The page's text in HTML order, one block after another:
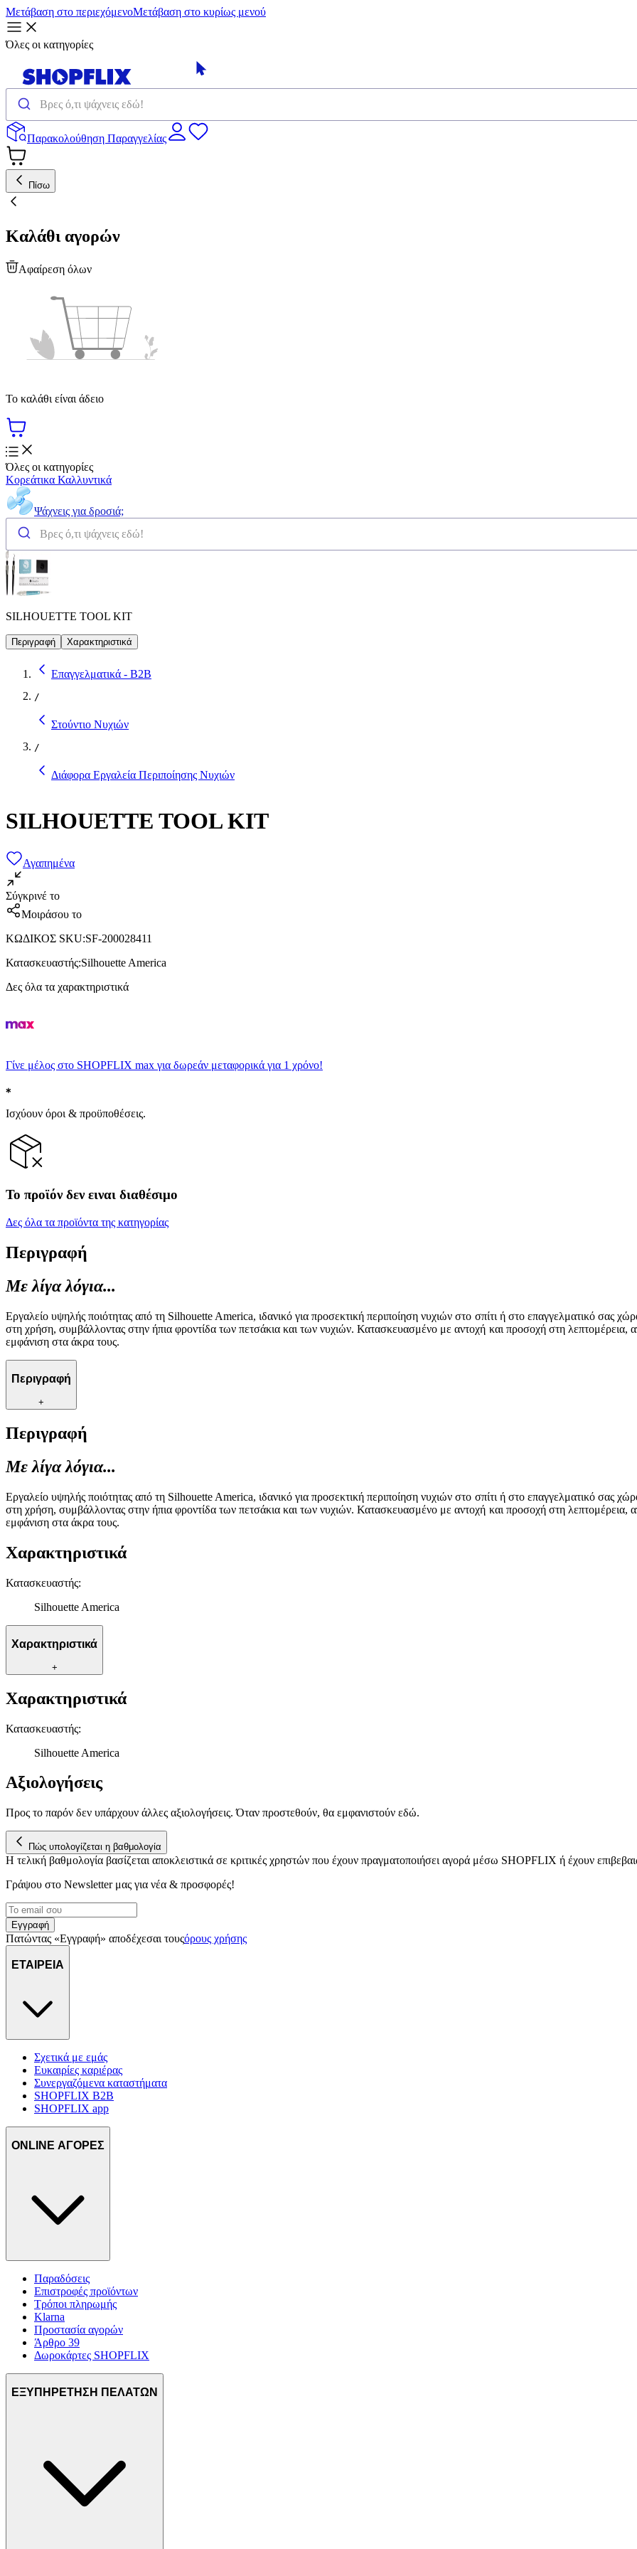
Μετάβαση στο περιεχόμενοΜετάβαση στο κυρίως μενού
Όλες οι κατηγορίες
Παρακολούθηση Παραγγελίας
Πίσω
Καλάθι αγορών
Αφαίρεση όλων
Το καλάθι είναι άδειο
Όλες οι κατηγορίες
Κορεάτικα Καλλυντικά
Ψάχνεις για δροσιά;
SILΗOUETTE TOOL KIT
Περιγραφή Χαρακτηριστικά
Επαγγελματικά - B2B
/
Στούντιο Νυχιών
/
Διάφορα Εργαλεία Περιποίησης Νυχιών
SILΗOUETTE TOOL KIT
Αγαπημένα
Σύγκρινέ το
Μοιράσου το
ΚΩΔΙΚΟΣ SKU:SF-200028411
Κατασκευαστής:Silhouette America
Δες όλα τα χαρακτηριστικά
Γίνε μέλος στο SHOPFLIX max για δωρεάν μεταφορικά για 1 χρόνο!
Ισχύουν όροι & προϋποθέσεις.
Το προϊόν δεν ειναι διαθέσιμο
Δες όλα τα προϊόντα της κατηγορίας
Περιγραφή
Με λίγα λόγια...
Εργαλείο υψηλής ποιότητας από τη Silhouette America, ιδανικό για προσεκτική περιποίηση νυχιών στο σπίτι ή στο επαγγελματικό σας
στη χρήση, συμβάλλοντας στην ήπια φροντίδα των πετσάκια και των νυχιών. Κατασκευασμένο με αντοχή και προσοχή στη λεπτομέρεια,
εμφάνιση στα άκρα τους.
Περιγραφή
+
Περιγραφή
Με λίγα λόγια...
Εργαλείο υψηλής ποιότητας από τη Silhouette America, ιδανικό για προσεκτική περιποίηση νυχιών στο σπίτι ή στο επαγγελματικό σας
στη χρήση, συμβάλλοντας στην ήπια φροντίδα των πετσάκια και των νυχιών. Κατασκευασμένο με αντοχή και προσοχή στη λεπτομέρεια,
εμφάνιση στα άκρα τους.
Χαρακτηριστικά
Κατασκευαστής:
Silhouette America
Χαρακτηριστικά
+
Χαρακτηριστικά
Κατασκευαστής:
Silhouette America
Αξιολογήσεις
Προς το παρόν δεν υπάρχουν άλλες αξιολογήσεις. Όταν προστεθούν, θα εμφανιστούν εδώ.
Πώς υπολογίζεται η βαθμολογία
Η τελική βαθμολογία βασίζεται αποκλειστικά σε κριτικές χρηστών που έχουν πραγματοποιήσει αγορά μέσω SHOPFLIX ή έχουν
Γράψου στο Νewsletter μας για νέα & προσφορές!
Εγγραφή
Πατώντας «Εγγραφή» αποδέχεσαι τουςόρους χρήσης
ΕΤΑΙΡΕΙΑ
Σχετικά με εμάς
Ευκαιρίες καριέρας
Συνεργαζόμενα καταστήματα
SHOPFLIX B2B
SHOPFLIX app
ONLINE ΑΓΟΡΕΣ
Παραδόσεις
Επιστροφές προϊόντων
Τρόποι πληρωμής
Klarna
Προστασία αγορών
Άρθρο 39
Δωροκάρτες SHOPFLIX
ΕΞΥΠΗΡΕΤΗΣΗ ΠΕΛΑΤΩΝ